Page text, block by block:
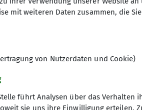
draußen unterwegs und
Familien mit jüngeren
und keine
auf eigene Gefahr und
Gesetzes. Alle
mit weiteren Daten zusammen, die
von Nutzerdaten und Cookie)
führt Analysen über das Verhalten
sie uns ihre Einwilligung erteilen.